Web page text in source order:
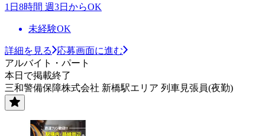
1日8時間 週3日からOK
未経験OK
詳細を見る
応募画面に進む
アルバイト・パート
本日で掲載終了
三和警備保障株式会社 新橋駅エリア 列車見張員(夜勤)